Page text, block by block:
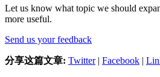
Let us know what topic we should
more useful.
Send us your feedback
分享这篇文章: Twitter| Facebook |